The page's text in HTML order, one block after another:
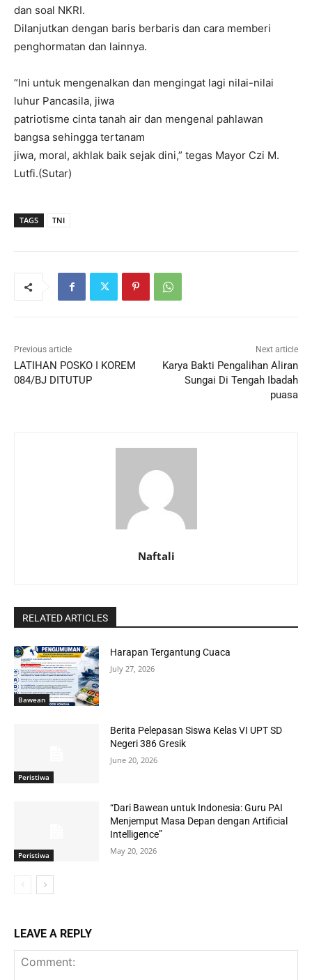
dan soal NKRI.
Dilanjutkan dengan baris berbaris dan cara memberi
penghormatan dan lainnya.
“Ini untuk mengenalkan dan mengingat lagi nilai-nilai
luhur Pancasila, jiwa
patriotisme cinta tanah air dan mengenal pahlawan
bangsa sehingga tertanam
jiwa, moral, akhlak baik sejak dini,” tegas Mayor Czi M.
Lutfi.(Sutar)
TAGS TNI
Previous article
LATIHAN POSKO I KOREM
084/BJ DITUTUP
Next article
Karya Bakti Pengalihan Aliran
Sungai Di Tengah Ibadah
puasa
Naftali
RELATED ARTICLES
Bawean
Harapan Tergantung Cuaca
July 27, 2026
Peristiwa
Berita Pelepasan Siswa Kelas VI UPT SD
Negeri 386 Gresik
June 20, 2026
Peristiwa
“Dari Bawean untuk Indonesia: Guru PAI
Menjemput Masa Depan dengan Artificial
Intelligence”
May 20, 2026
LEAVE A REPLY